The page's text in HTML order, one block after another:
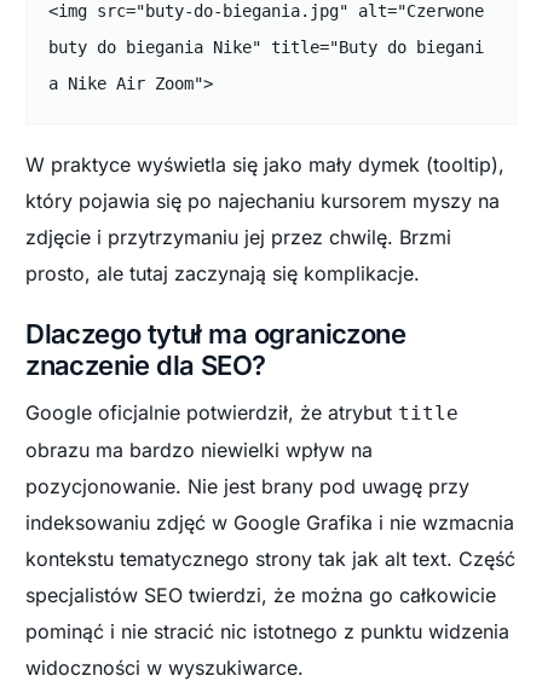
<img src="buty-do-biegania.jpg" alt="Czerwone
buty do biegania Nike" title="Buty do biegani
a Nike Air Zoom">
W praktyce wyświetla się jako mały dymek (tooltip),
który pojawia się po najechaniu kursorem myszy na
zdjęcie i przytrzymaniu jej przez chwilę. Brzmi
prosto, ale tutaj zaczynają się komplikacje.
Dlaczego tytuł ma ograniczone
znaczenie dla SEO?
Google oficjalnie potwierdził, że atrybut title
obrazu ma bardzo niewielki wpływ na
pozycjonowanie. Nie jest brany pod uwagę przy
indeksowaniu zdjęć w Google Grafika i nie wzmacnia
kontekstu tematycznego strony tak jak alt text. Część
specjalistów SEO twierdzi, że można go całkowicie
pominąć i nie stracić nic istotnego z punktu widzenia
widoczności w wyszukiwarce.